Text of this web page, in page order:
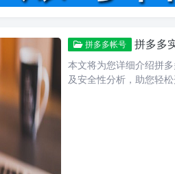
拼多多帐号 拼多多
本文将为您详细介绍拼
及安全性分析，助您轻松